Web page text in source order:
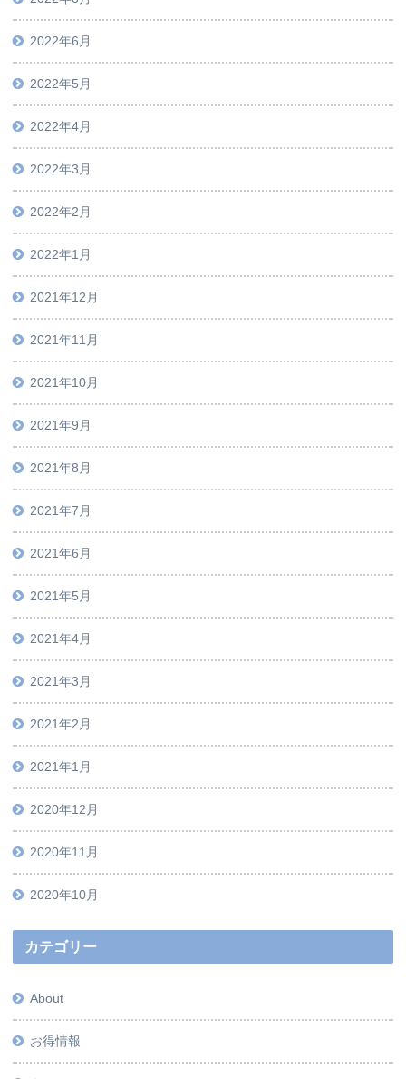
2022年6月
2022年5月
2022年4月
2022年3月
2022年2月
2022年1月
2021年12月
2021年11月
2021年10月
2021年9月
2021年8月
2021年7月
2021年6月
2021年5月
2021年4月
2021年3月
2021年2月
2021年1月
2020年12月
2020年11月
2020年10月
カテゴリー
About
お得情報